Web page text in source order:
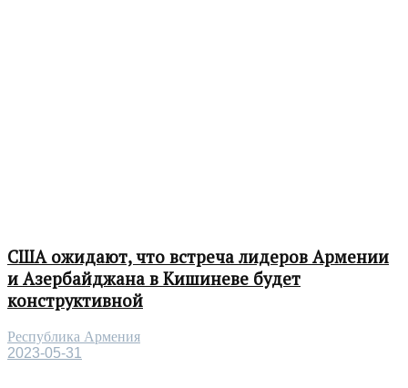
США ожидают, что встреча лидеров Армении
и Азербайджана в Кишиневе будет
конструктивной
Республика Армения
2023-05-31